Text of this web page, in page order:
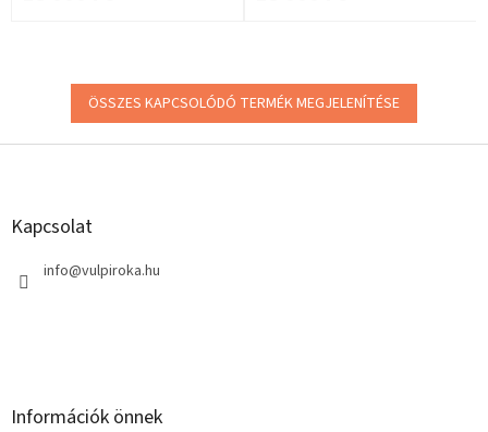
ÖSSZES KAPCSOLÓDÓ TERMÉK MEGJELENÍTÉSE
L
Kapcsolat
info@vulpiroka.hu
Információk önnek